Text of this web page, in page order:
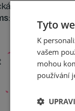
suita
: Smyčcový
Tyto
K
vašem
mohou
používání